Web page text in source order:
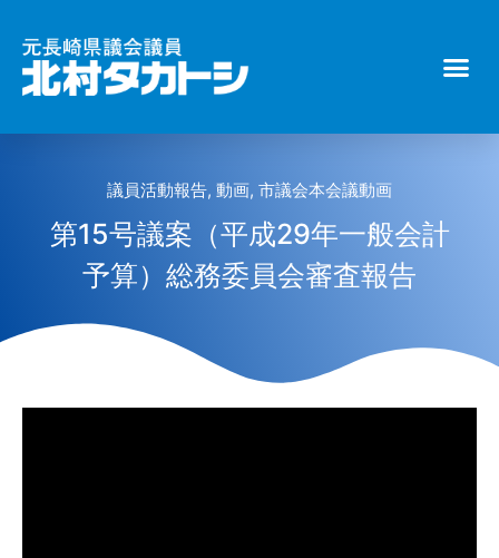
議員活動報告, 動画, 市議会本会議動画
第15号議案（平成29年一般会計
予算）総務委員会審査報告